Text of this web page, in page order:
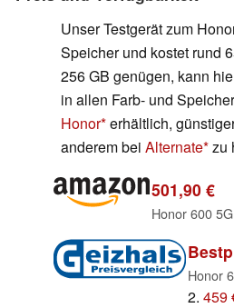
Unser Testgerät zum
Speicher und kostet rund
256 GB genügen, kann
in allen Farb- und
Honor erhältlich,
anderem bei Alternate zu
501,90 €
Honor
2. 459